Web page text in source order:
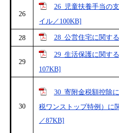
26
26_児童扶養手当の
イル／100KB]
28 28_公営住宅に関す
29
29_生活保護に関す
107KB]
30
30_寄附金税額控除
税ワンストップ特例）に
／87KB]